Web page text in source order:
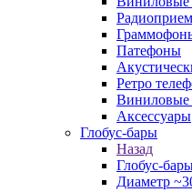
Патефоны
Ретро
Виниловые
Аксессуары
Глобус-бары
Назад
Глобус-
Диаметр